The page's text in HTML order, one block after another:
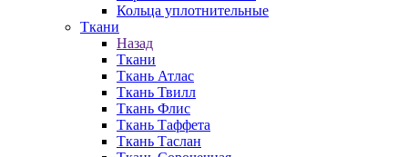
Кольца уплотнительные
Ткани
Назад
Ткани
Ткань Атлас
Ткань Твилл
Ткань Флис
Ткань Таффета
Ткань Таслан